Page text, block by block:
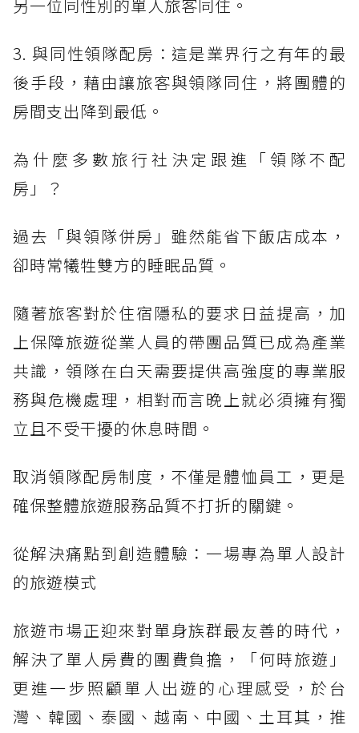
另一位同性別的單人旅客同住。
3. 與同性領隊配房：這是業界行之有年的最
後手段，藉由讓旅客與領隊同住，將團體的
房間支出降到最低。
為什麼多數旅行社決定跟進「領隊不配
房」？
過去「與領隊併房」雖然能省下飯店成本，
卻時常犧牲雙方的睡眠品質。
隨著旅客對於住宿隱私的要求日益提高，加
上保障旅遊從業人員的帶團品質已成為產業
共識，領隊在白天需要提供高強度的專業服
務與危機處理，相對而言晚上就必須擁有獨
立且不受干擾的休息時間。
取消領隊配房制度，不僅是體恤員工，更是
確保整體旅遊服務品質不打折的關鍵。
從解決痛點到創造體驗：一場專為單人設計
的旅遊模式
旅遊市場正迎來對單身族群最友善的時代，
解決了單人房費的團費負擔，「何時旅遊」
更進一步照顧單人出遊的心理感受，於台
灣、韓國、泰國、越南、中國、土耳其，推